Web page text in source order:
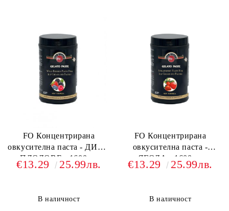
FO Концентрирана
овкусителна паста - ДИВИ
ПЛОДОВЕ - 1600гр.
€13.29 25.99лв.
В наличност
FO Концентрирана
овкусителна паста -
ЯГОДА - 1600гр.
€13.29 25.99лв.
В наличност